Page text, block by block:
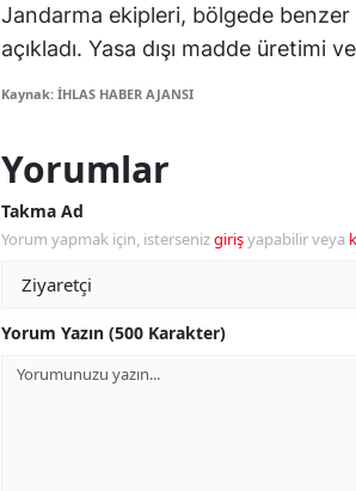
Van
Jandarma ekipleri, bölgede
açıkladı. Yasa dışı madde üretimi
Kaynak: İHLAS HABER AJANSI
Yorumlar
Takma Ad
Yorum yapmak için, istersenizgirişyapabilir veya
Yorum Yazın (500 Karakter)